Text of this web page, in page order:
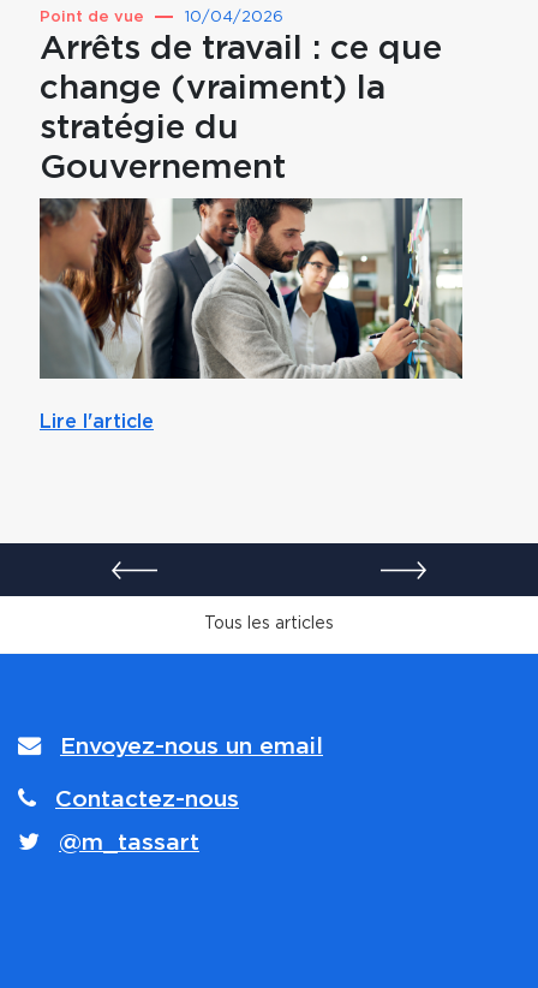
Point de vue 10/04/2026
Arrêts de travail : ce que
change (vraiment) la
stratégie du
Gouvernement
Lire l'article
Envoyez-nous un email
Contactez-nous
@m_tassart